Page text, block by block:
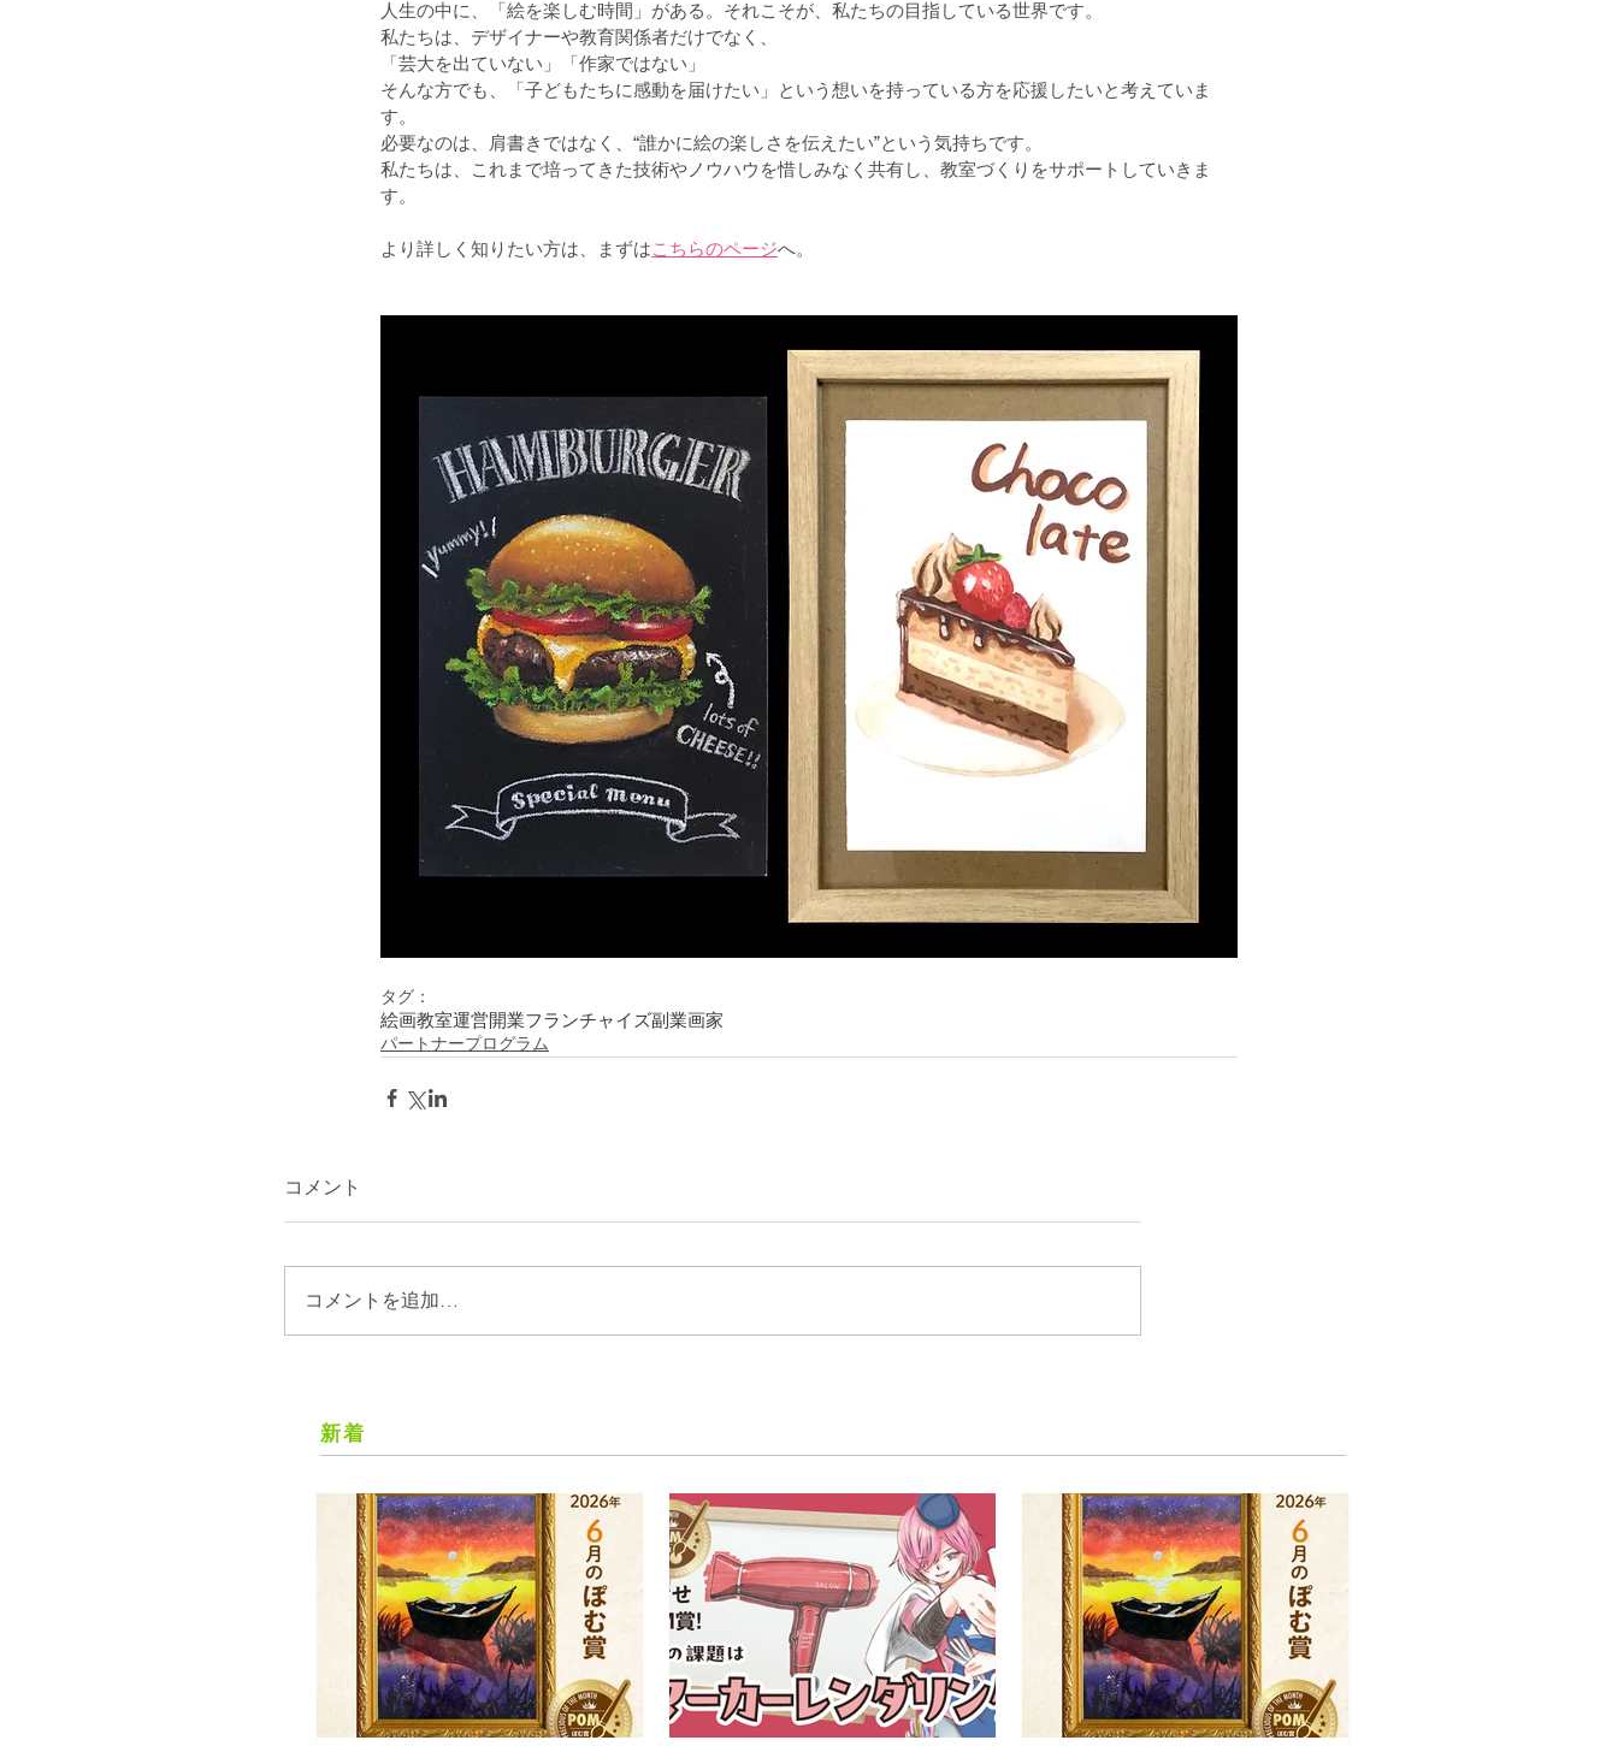
人生の中に、「絵を楽しむ時間」がある。それこそが、私たちの目指している世界です。
私たちは、デザイナーや教育関係者だけでなく、
「芸大を出ていない」「作家ではない」
そんな方でも、「子どもたちに感動を届けたい」という想いを持っている方を応援したいと考えていま
す。
必要なのは、肩書きではなく、“誰かに絵の楽しさを伝えたい”という気持ちです。
私たちは、これまで培ってきた技術やノウハウを惜しみなく共有し、教室づくりをサポートしていきま
す。
より詳しく知りたい方は、まずはこちらのページへ。
タグ：
絵画教室運営開業フランチャイズ副業画家
パートナープログラム
コメント
コメントを追加…
新着